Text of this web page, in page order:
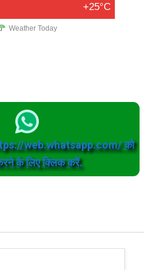
+25°C
Weather Today
web.whatsapp.com/ को
के लिए क्लिक करें.